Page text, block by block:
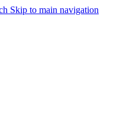
Skip to main navigation